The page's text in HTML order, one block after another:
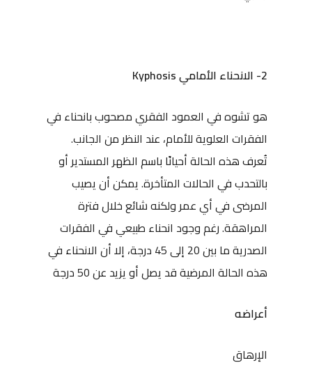
2- الانحناء الأمامي Kyphosis
هو تشوه في العمود الفقري مصحوب بانحناء في
الفقرات العلوية للأمام، عند النظر من الجانب.
تُعرف هذه الحالة أحيانًا باسم الظهر المستدير أو
بالتحدب في الحالات المتأخرة. يمكن أن يصيب
المرضى في أي عمر ولكنه شائع خلال فترة
المراهقة. رغم وجود انحناء طبيعي في الفقرات
الصدرية ما بين 20 إلى 45 درجة، إلا أن الانحناء في
هذه الحالة المرضية قد يصل أو يزيد عن 50 درجة
أعراضه
الإرهاق